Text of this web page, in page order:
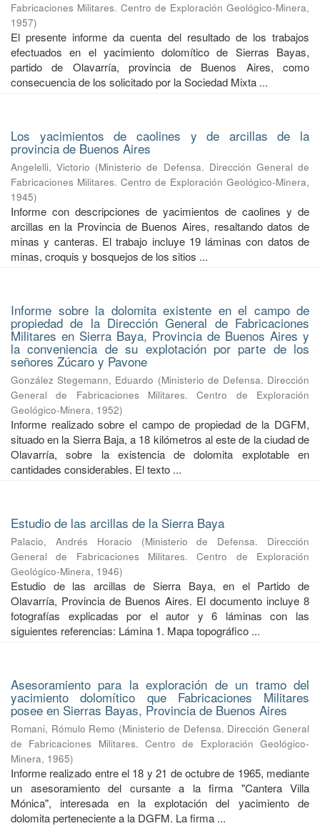
Fabricaciones Militares. Centro de Exploración Geológico-Minera,
1957)
El presente informe da cuenta del resultado de los trabajos
efectuados en el yacimiento dolomítico de Sierras Bayas,
partido de Olavarría, provincia de Buenos Aires, como
consecuencia de los solicitado por la Sociedad Mixta ...
Los yacimientos de caolines y de arcillas de la
provincia de Buenos Aires
Angelelli, Victorio (Ministerio de Defensa. Dirección General de
Fabricaciones Militares. Centro de Exploración Geológico-Minera,
1945)
Informe con descripciones de yacimientos de caolines y de
arcillas en la Provincia de Buenos Aires, resaltando datos de
minas y canteras. El trabajo incluye 19 láminas con datos de
minas, croquis y bosquejos de los sitios ...
Informe sobre la dolomita existente en el campo de
propiedad de la Dirección General de Fabricaciones
Militares en Sierra Baya, Provincia de Buenos Aires y
la conveniencia de su explotación por parte de los
señores Zúcaro y Pavone
González Stegemann, Eduardo (Ministerio de Defensa. Dirección
General de Fabricaciones Militares. Centro de Exploración
Geológico-Minera, 1952)
Informe realizado sobre el campo de propiedad de la DGFM,
situado en la Sierra Baja, a 18 kilómetros al este de la ciudad de
Olavarría, sobre la existencia de dolomita explotable en
cantidades considerables. El texto ...
Estudio de las arcillas de la Sierra Baya
Palacio, Andrés Horacio (Ministerio de Defensa. Dirección
General de Fabricaciones Militares. Centro de Exploración
Geológico-Minera, 1946)
Estudio de las arcillas de Sierra Baya, en el Partido de
Olavarría, Provincia de Buenos Aires. El documento incluye 8
fotografías explicadas por el autor y 6 láminas con las
siguientes referencias: Lámina 1. Mapa topográfico ...
Asesoramiento para la exploración de un tramo del
yacimiento dolomítico que Fabricaciones Militares
posee en Sierras Bayas, Provincia de Buenos Aires
Romani, Rómulo Remo (Ministerio de Defensa. Dirección General
de Fabricaciones Militares. Centro de Exploración Geológico-
Minera, 1965)
Informe realizado entre el 18 y 21 de octubre de 1965, mediante
un asesoramiento del cursante a la firma "Cantera Villa
Mónica", interesada en la explotación del yacimiento de
dolomita perteneciente a la DGFM. La firma ...